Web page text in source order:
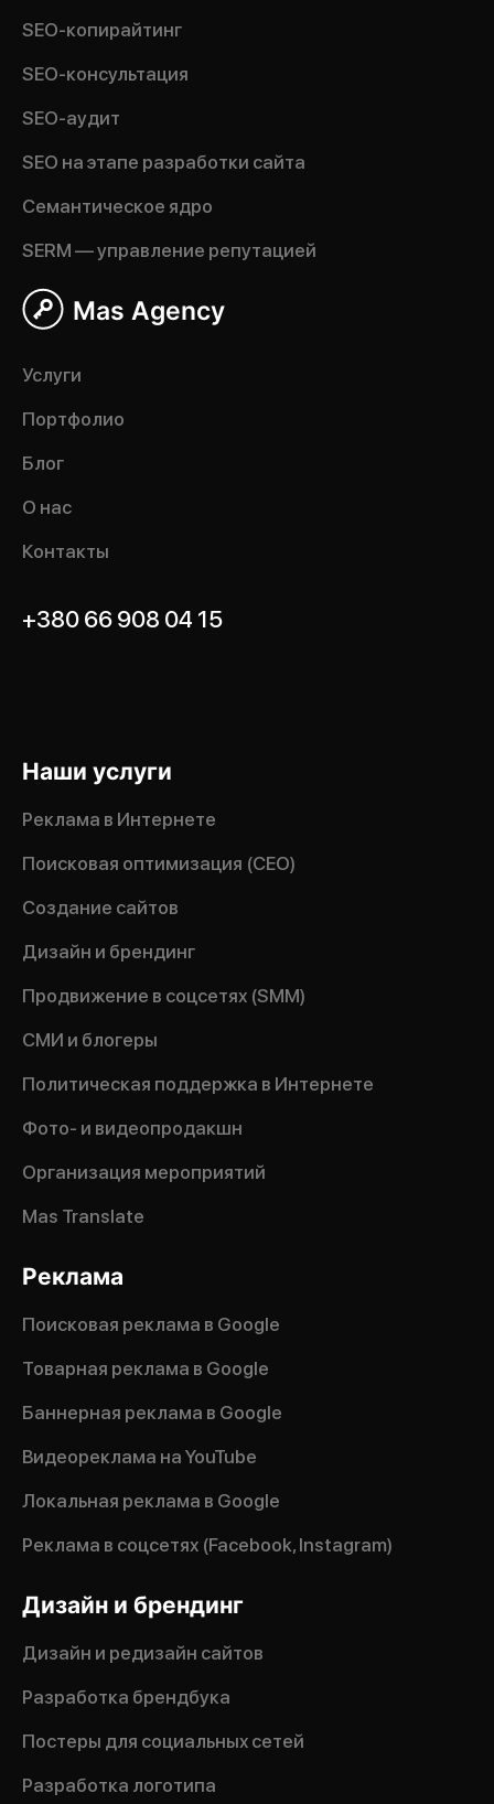
Mas Agency
Услуги
Портфолио
Блог
О нас
Контакты
+380 66 908 04 15
Наши услуги
Реклама в Интернете
Поисковая оптимизация (CEO)
Создание сайтов
Дизайн и брендинг
Продвижение в соцсетях (SMM)
СМИ и блогеры
Политическая поддержка в Интернете
Фото- и видеопродакшн
Организация мероприятий
Mas Translate
Реклама
Поисковая реклама в Google
Товарная реклама в Google
Баннерная реклама в Google
Видеореклама на YouTube
Локальная реклама в Google
Реклама в соцсетях (Facebook, Instagram)
Дизайн и брендинг
Дизайн и редизайн сайтов
Разработка брендбука
Постеры для социальных сетей
Разработка логотипа
SEO-копирайтинг
SEO-консультация
SEO-аудит
SEO на этапе разработки сайта
Семантическое ядро
SERM — управление репутацией